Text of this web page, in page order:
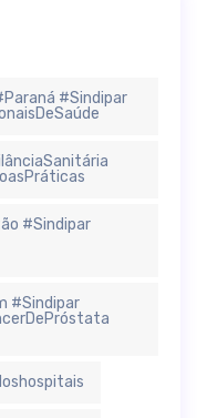
#Sindipar
#Sindipar
#Sindipar